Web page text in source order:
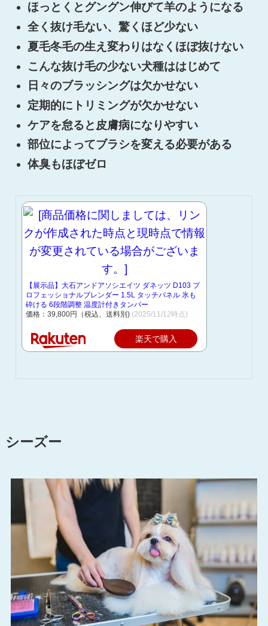
ほっとくとグングン伸びて羊のようになる
全く抜け毛ない、驚くほど少ない
夏毛冬毛の生え変わりはなくほぼ抜けない
こんな抜け毛の少ない犬種ははじめて
日々のブラッシングは欠かせない
定期的にトリミングが欠かせない
ケアを怠ると皮膚病になりやすい
部位によってブラシを変える必要がある
体臭もほぼゼロ
【展示品】大石アンドアソシエイツ ダネッツ D103 プ
ロフェッショナルブレンダー 1.5L タッチパネル 氷も
砕ける 6段階調整 温度計付きタンパー
価格：39,800円（税込、送料別) (2025/11/12時点)
楽天で購入
シーズー